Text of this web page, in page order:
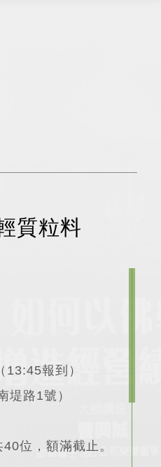
質粒料
報到）
堤路1號）
位，額滿截止。